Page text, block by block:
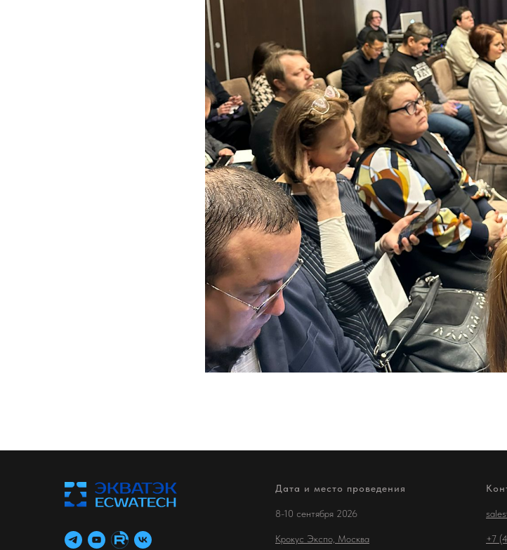
Дата и место проведения
8-10 сентября 2026
Крокус Экспо, Москва +7